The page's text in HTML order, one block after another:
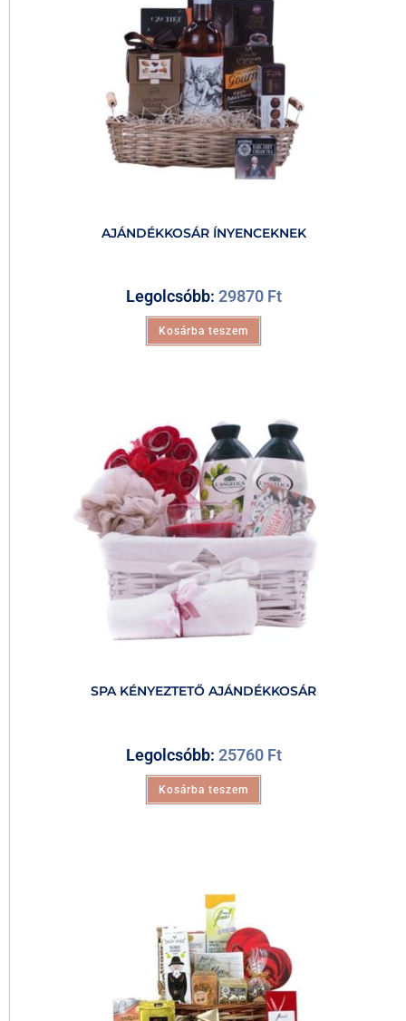
AJÁNDÉKKOSÁR ÍNYENCEKNEK
Legolcsóbb: 29870 Ft
Kosárba teszem
SPA KÉNYEZTETŐ AJÁNDÉKKOSÁR
Legolcsóbb: 25760 Ft
Kosárba teszem